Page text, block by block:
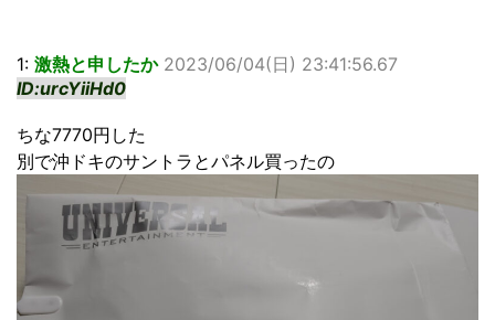
1: 激熱と申したか 2023/06/04(日) 23:41:56.67
ID:urcYiiHd0
ちな7770円した
別で沖ドキのサントラとパネル買ったの